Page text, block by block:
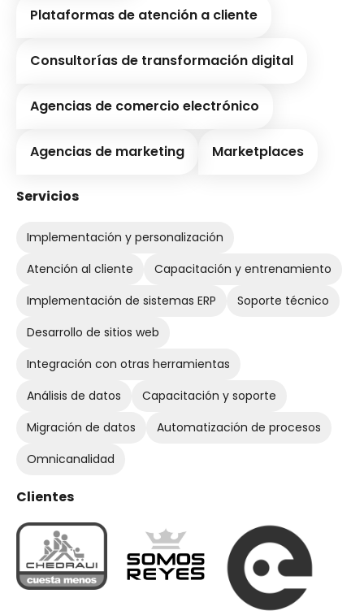
Plataformas de atención a cliente
Consultorías de transformación digital
Agencias de comercio electrónico
Agencias de marketing Marketplaces
Servicios
Implementación y personalización
Atención al cliente
Capacitación y entrenamiento
Implementación de sistemas ERP
Soporte técnico
Desarrollo de sitios web
Integración con otras herramientas
Análisis de datos
Capacitación y soporte
Migración de datos
Automatización de procesos
Omnicanalidad
Clientes